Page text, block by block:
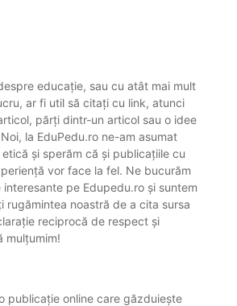
educație, sau cu atât mai mult
ar fi util să citați cu link, atunci
părți dintr-un articol sau o idee
la EduPedu.ro ne-am asumat
și sperăm că și publicațiile cu
vor face la fel. Ne bucurăm
pe Edupedu.ro și suntem
rugămintea noastră de a cita sursa
reciprocă de respect și
mulțumim!
publicație online care găzduiește